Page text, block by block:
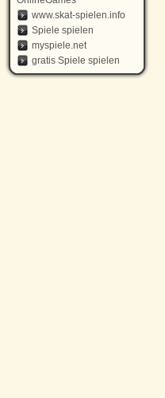
www.skat-spielen.info
Spiele spielen
myspiele.net
gratis Spiele spielen